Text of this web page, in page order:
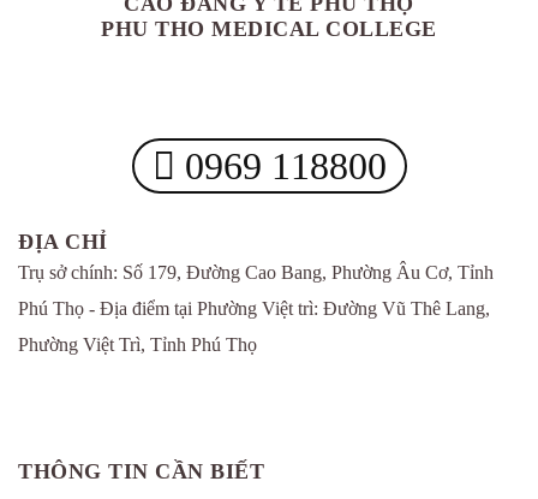
PHU THO MEDICAL COLLEGE
0969 118800
ĐỊA CHỈ
Trụ sở chính: Số 179, Đường Cao Bang, Phường Âu Cơ, Tỉnh
Phú Thọ - Địa điểm tại Phường Việt trì: Đường Vũ Thê Lang,
Phường Việt Trì, Tỉnh Phú Thọ
THÔNG TIN CẦN BIẾT